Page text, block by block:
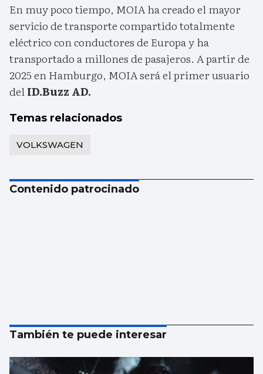
En muy poco tiempo, MOIA ha creado el mayor
servicio de transporte compartido totalmente
eléctrico con conductores de Europa y ha
transportado a millones de pasajeros. A partir de
2025 en Hamburgo, MOIA será el primer usuario
delID.Buzz AD.
Temas relacionados
VOLKSWAGEN
Contenido patrocinado
También te puede interesar